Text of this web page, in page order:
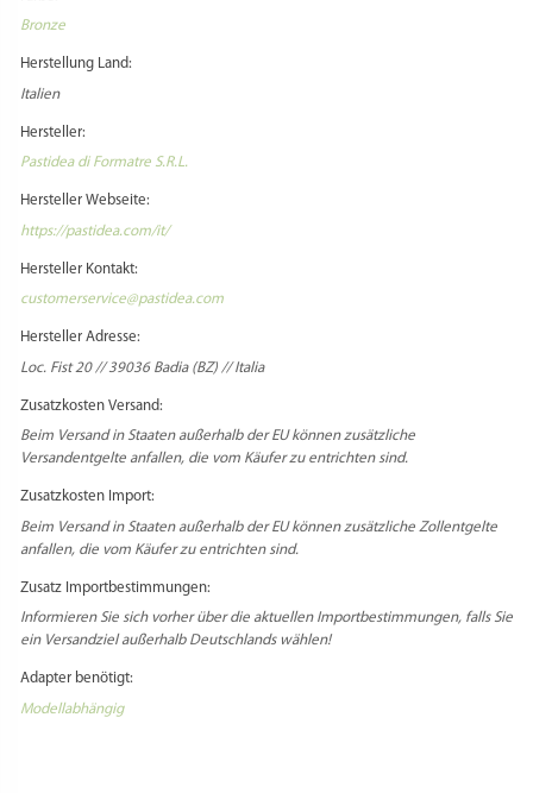
Bronze
Herstellung Land:
Italien
Hersteller:
Pastidea di Formatre S.R.L.
Hersteller Webseite:
https://pastidea.com/it/
Hersteller Kontakt:
customerservice@pastidea.com
Hersteller Adresse:
Loc. Fist 20 // 39036 Badia (BZ) // Italia
Zusatzkosten Versand:
Beim Versand in Staaten außerhalb der EU können zusätzliche
Versandentgelte anfallen, die vom Käufer zu entrichten sind.
Zusatzkosten Import:
Beim Versand in Staaten außerhalb der EU können zusätzliche Zollentgelte
anfallen, die vom Käufer zu entrichten sind.
Zusatz Importbestimmungen:
Informieren Sie sich vorher über die aktuellen Importbestimmungen, falls Sie
ein Versandziel außerhalb Deutschlands wählen!
Adapter benötigt:
Modellabhängig